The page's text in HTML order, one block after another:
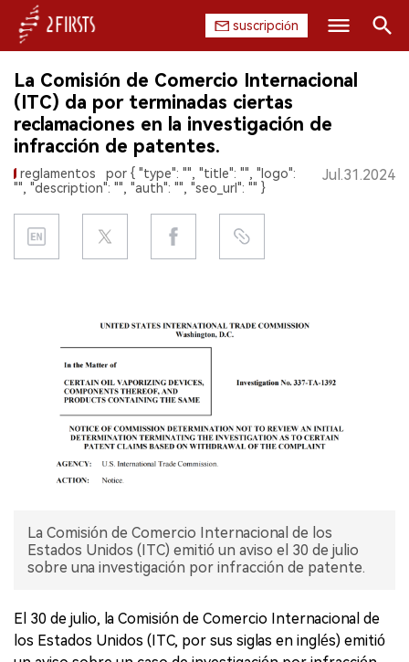
suscripción
INICIO
EMPRESA
PRODUCTO
REGULACIÓN
ENTREVISTA
Buscar
La Comisión de Comercio Internacional
(ITC) da por terminadas ciertas
reclamaciones en la investigación de
infracción de patentes.
reglamentos
por { "type": "", "title": "", "logo":
"", "description": "", "auth": "", "seo_url": "" }
Jul.31.2024
La Comisión de Comercio Internacional de los
Estados Unidos (ITC) emitió un aviso el 30 de julio
sobre una investigación por infracción de patente.
El 30 de julio, la Comisión de Comercio Internacional de
los Estados Unidos (ITC, por sus siglas en inglés) emitió